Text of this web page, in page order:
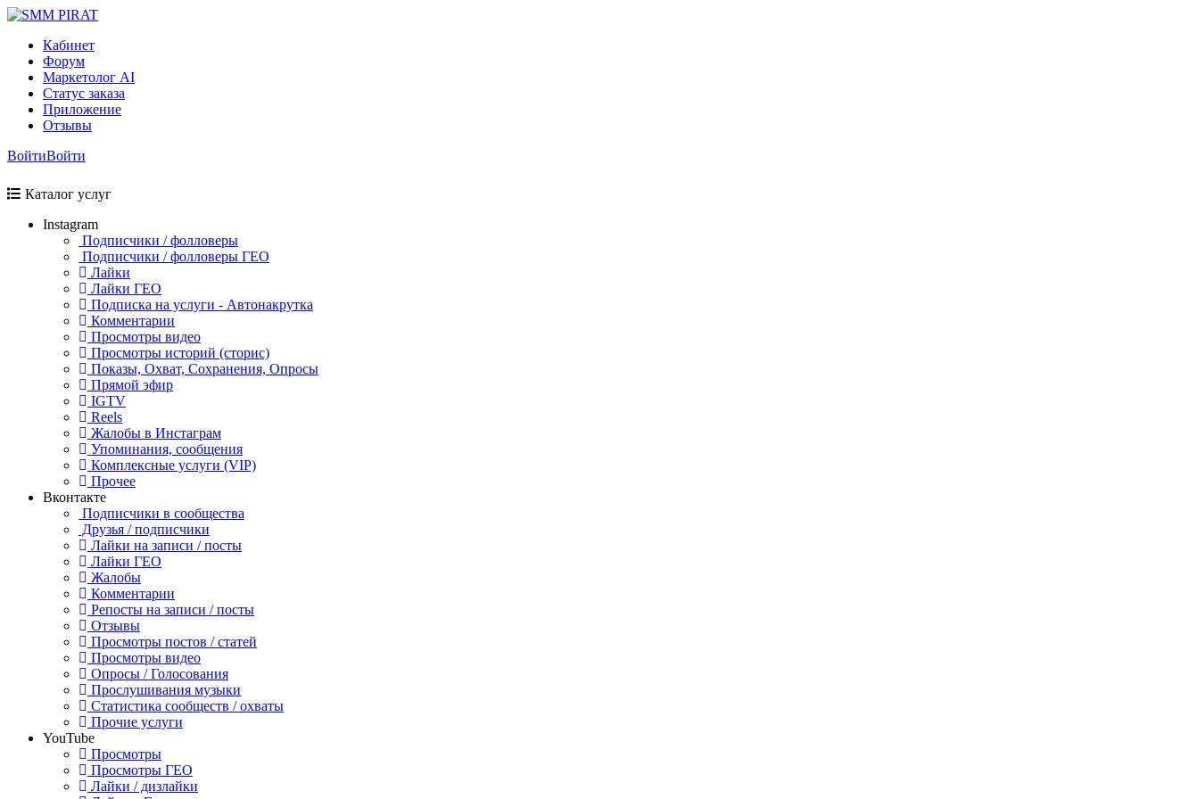
Кабинет
Форум
Маркетолог AI
Статус заказа
Приложение
Отзывы
ВойтиВойти
Каталог услуг
Instagram
Подписчики / фолловеры
Подписчики / фолловеры ГЕО
Лайки
Лайки ГЕО
Подписка на услуги - Автонакрутка
Комментарии
Просмотры видео
Просмотры историй (сторис)
Показы, Охват, Сохранения, Опросы
Прямой эфир
IGTV
Reels
Жалобы в Инстаграм
Упоминания, сообщения
Комплексные услуги (VIP)
Прочее
Вконтакте
Подписчики в сообщества
Друзья / подписчики
Лайки на записи / посты
Лайки ГЕО
Жалобы
Комментарии
Репосты на записи / посты
Отзывы
Просмотры постов / статей
Просмотры видео
Опросы / Голосования
Прослушивания музыки
Статистика сообществ / охваты
Прочие услуги
YouTube
Просмотры
Просмотры ГЕО
Лайки / дизлайки